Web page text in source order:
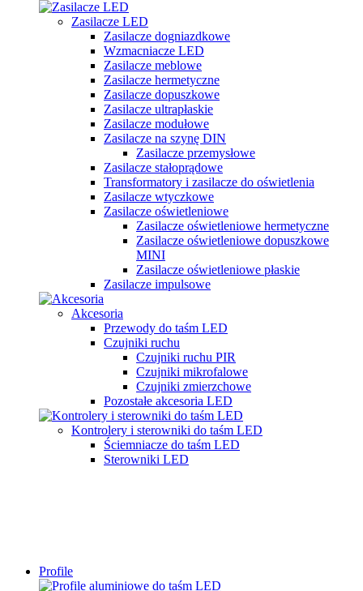
Zasilacze LED
Zasilacze dogniazdkowe
Wzmacniacze LED
Zasilacze meblowe
Zasilacze hermetyczne
Zasilacze dopuszkowe
Zasilacze ultrapłaskie
Zasilacze modułowe
Zasilacze na szynę DIN
Zasilacze przemysłowe
Zasilacze stałoprądowe
Transformatory i zasilacze do oświetlenia
Zasilacze wtyczkowe
Zasilacze oświetleniowe
Zasilacze oświetleniowe hermetyczne
Zasilacze oświetleniowe dopuszkowe
MINI
Zasilacze oświetleniowe płaskie
Zasilacze impulsowe
Akcesoria
Przewody do taśm LED
Czujniki ruchu
Czujniki ruchu PIR
Czujniki mikrofalowe
Czujniki zmierzchowe
Pozostałe akcesoria LED
Kontrolery i sterowniki do taśm LED
Ściemniacze do taśm LED
Sterowniki LED
Profile